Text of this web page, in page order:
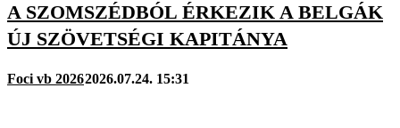
A SZOMSZÉDBÓL ÉRKEZIK A BELGÁK
ÚJ SZÖVETSÉGI KAPITÁNYA
Foci vb 20262026.07.24. 15:31